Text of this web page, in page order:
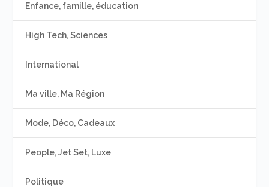
Enfance, famille, éducation
High Tech, Sciences
International
Ma ville, Ma Région
Mode, Déco, Cadeaux
People, Jet Set, Luxe
Politique